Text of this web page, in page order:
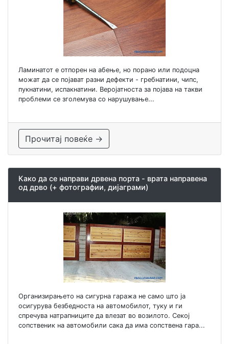
Ламинатот е отпорен на абење, но порано или подоцна
можат да се појават разни дефекти - гребнатини, чипс,
пукнатини, испакнатини. Веројатноста за појава на такви
проблеми се зголемува со нарушување...
Прочитај повеќе →
Како да се направи дрвена порта - врата направена
од дрво (+ фотографии, дијаграми)
Организирањето на сигурна гаража не само што ја
осигурува безбедноста на автомобилот, туку и ги
спречува натрапниците да влезат во возилото. Секој
сопственик на автомобили сака да има сопствена гара...